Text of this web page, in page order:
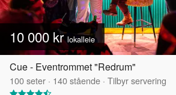
10 000 krlokalleie
Cue - Eventrommet "Redrum"
100seter · 140stående · Tilbyr servering